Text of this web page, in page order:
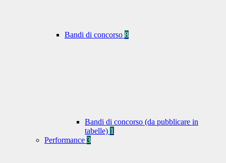
Bandi di concorso 8
Bandi di concorso (da pubblicare in
tabelle) 1
Performance 3